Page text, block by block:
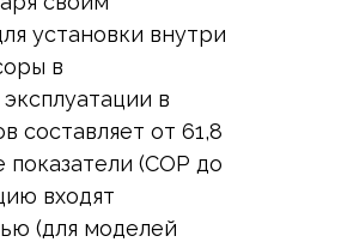
установки внутри
в
в
составляет от 61,8
(COP до
входят
(для моделей